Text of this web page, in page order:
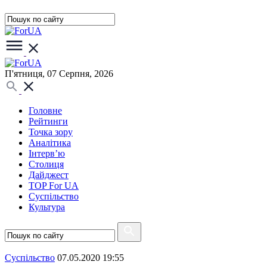
П'ятниця, 07 Серпня, 2026
Головне
Рейтинги
Точка зору
Аналітика
Інтерв’ю
Столиця
Дайджест
TOP For UA
Суспiльство
Культура
Суспiльство 07.05.2020 19:55